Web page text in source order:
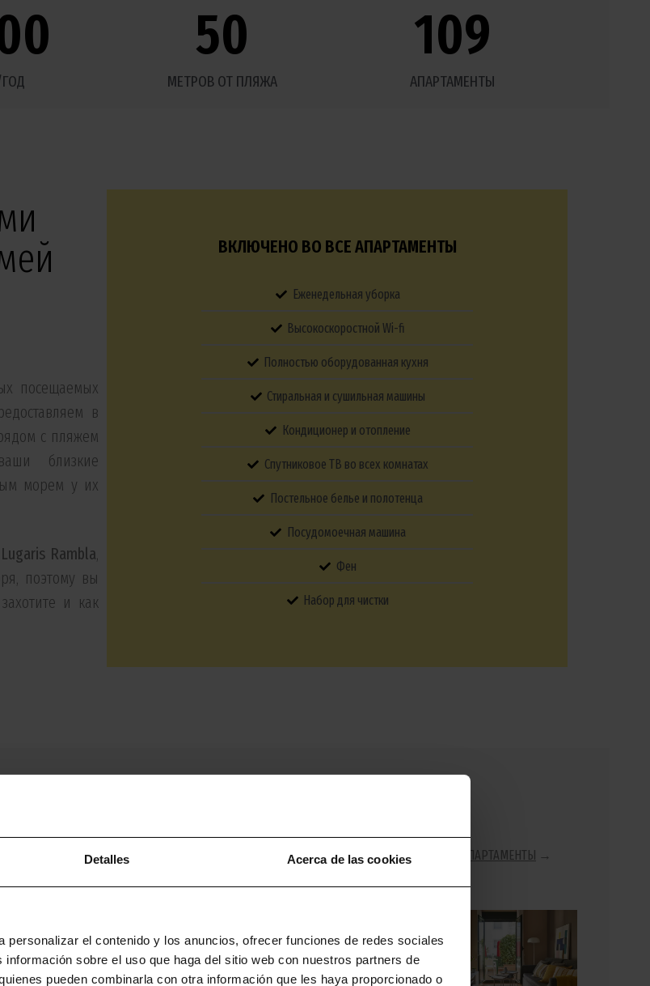
Detalles Acerca de las cookies
personalizar el contenido y los anuncios, ofrecer funciones de redes sociales
sobre el uso que haga del sitio web con nuestros partners de
pueden combinarla con otra información que les haya proporcionado o
50
МЕТРОВ ОТ ПЛЯЖА
109
АПАРТАМЕНТЫ
посещаемых
в
с пляжем
близкие
морем у их
Lugaris Rambla,
поэтому вы
и как
ВКЛЮЧЕНО ВО ВСЕ АПАРТАМЕНТЫ
Еженедельная уборка
Высокоскоростной Wi-fi
Полностью оборудованная кухня
Стиральная и сушильная машины
Кондиционер и отопление
Спутниковое ТВ во всех комнатах
Постельное белье и полотенца
Посудомоечная машина
Фен
Набор для чистки
ПОСМОТРЕТЬ ВСЕ АПАРТАМЕНТЫ →